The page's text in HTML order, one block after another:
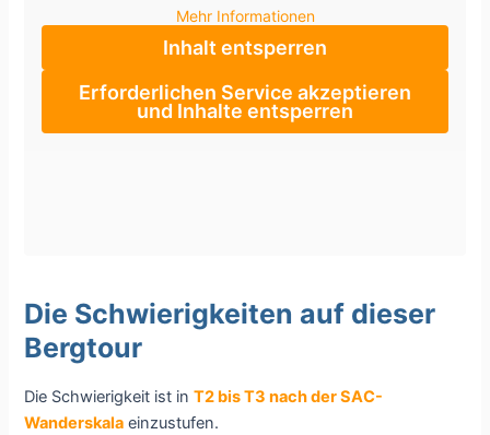
Mehr Informationen
Inhalt entsperren
Erforderlichen Service akzeptieren
und Inhalte entsperren
Die Schwierigkeiten auf dieser
Bergtour
Die Schwierigkeit ist inT2 bis T3 nach der SAC-
Wanderskala einzustufen.